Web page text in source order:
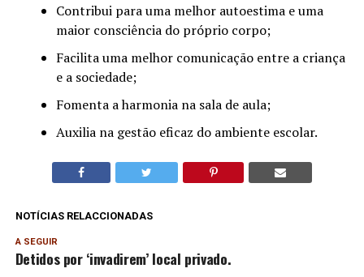
Contribui para uma melhor autoestima e uma
maior consciência do próprio corpo;
Facilita uma melhor comunicação entre a criança
e a sociedade;
Fomenta a harmonia na sala de aula;
Auxilia na gestão eficaz do ambiente escolar.
NOTÍCIAS RELACCIONADAS
A SEGUIR
Detidos por ‘invadirem’ local privado.